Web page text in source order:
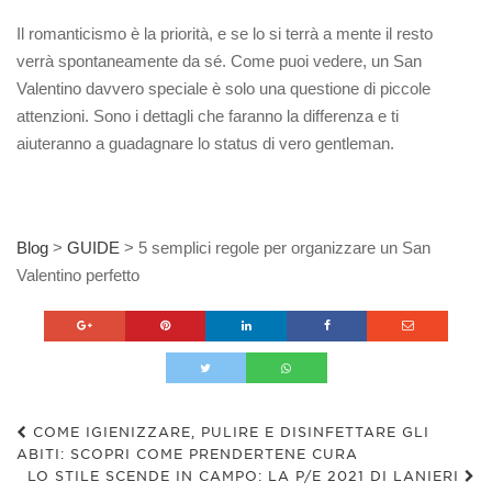
Il romanticismo è la priorità, e se lo si terrà a mente il resto
verrà spontaneamente da sé. Come puoi vedere, un San
Valentino davvero speciale è solo una questione di piccole
attenzioni. Sono i dettagli che faranno la differenza e ti
aiuteranno a guadagnare lo status di vero gentleman.
Blog > GUIDE > 5 semplici regole per organizzare un San
Valentino perfetto
COME IGIENIZZARE, PULIRE E DISINFETTARE GLI
ABITI: SCOPRI COME PRENDERTENE CURA
LO STILE SCENDE IN CAMPO: LA P/E 2021 DI LANIERI